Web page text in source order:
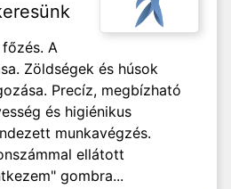
A
Zöldségek és húsok
Precíz, megbízható
és higiénikus
munkavégzés.
ellátott
gombra...